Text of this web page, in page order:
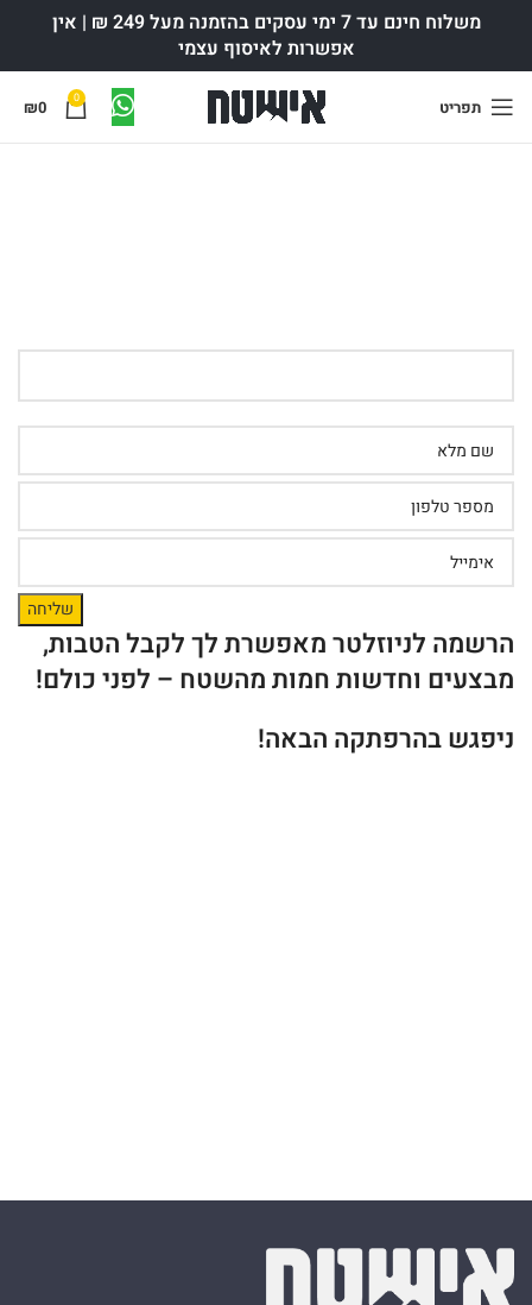
משלוח חינם עד 7 ימי עסקים בהזמנה מעל 249 ₪ | אין
אפשרות לאיסוף עצמי
תפריט 0
₪0
הרשמה לניוזלטר מאפשרת לך לקבל הטבות,
מבצעים וחדשות חמות מהשטח – לפני כולם!
ניפגש בהרפתקה הבאה!